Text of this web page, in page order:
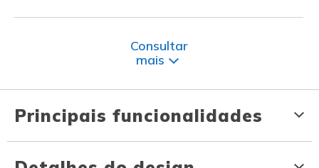
Consultar
mais
Principais funcionalidades